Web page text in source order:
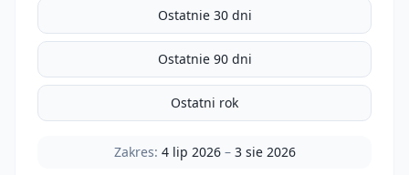
Ostatnie 30 dni
Ostatnie 90 dni
Ostatni rok
Zakres: 4 lip 2026– 3 sie 2026